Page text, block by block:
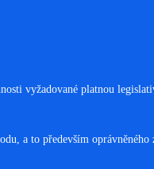
vyžadované platnou
a to především